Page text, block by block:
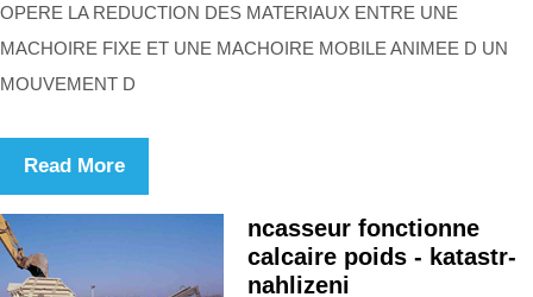
OPERE LA REDUCTION DES MATERIAUX ENTRE UNE
MACHOIRE FIXE ET UNE MACHOIRE MOBILE ANIMEE D UN
MOUVEMENT D
Read More
ncasseur fonctionne
calcaire poids - katastr-
nahlizeni